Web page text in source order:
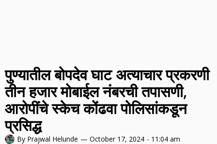
पुण्यातील बोपदेव घाट अत्याचार प्रकरणी
तीन हजार मोबाईल नंबरची तपासणी,
आरोपींचे स्केच कोंढवा पोलिसांकडून
प्रसिद्ध
By Prajwal Helunde — October 17, 2024 - 11:04 am